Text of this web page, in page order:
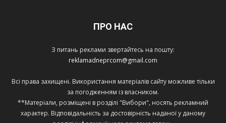
ПРО НАС
З питань реклами звертайтесь на пошту:
reklamadneprcom@gmail.com
Всі права захищені. Використання матеріалів сайту можливе тільки
за погодженням із власником.
**Матеріали, розміщені в розділі "Вибори", носять рекламний
характер. Відповідальність за достовірність наданої у даному